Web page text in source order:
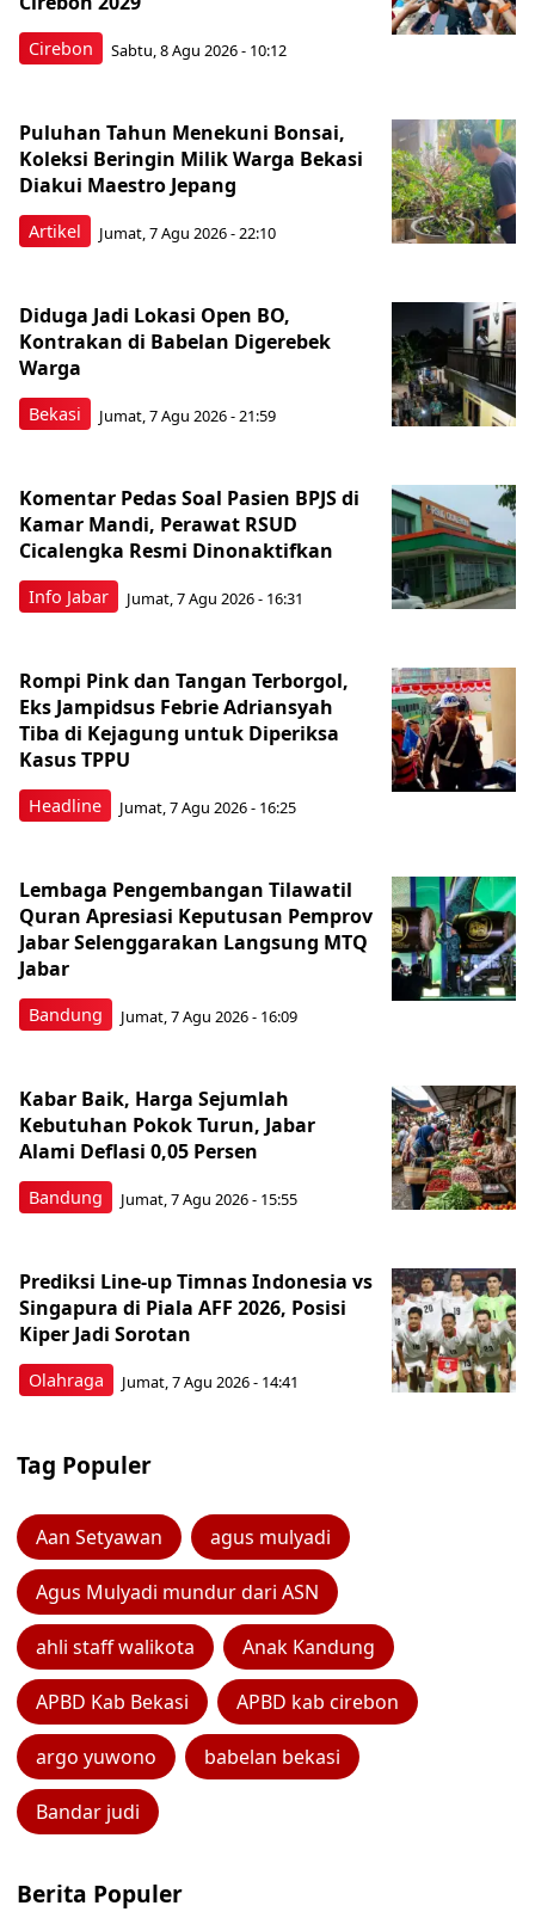
Cirebon Sabtu, 8 Agu 2026 - 10:12
Artikel
Puluhan Tahun Menekuni Bonsai,
Koleksi Beringin Milik Warga Bekasi
Diakui Maestro Jepang
Jumat, 7 Agu 2026 - 22:10
Bekasi
Diduga Jadi Lokasi Open BO,
Kontrakan di Babelan Digerebek
Warga
Jumat, 7 Agu 2026 - 21:59
Info Jabar
Komentar Pedas Soal Pasien BPJS di
Kamar Mandi, Perawat RSUD
Cicalengka Resmi Dinonaktifkan
Jumat, 7 Agu 2026 - 16:31
Headline
Rompi Pink dan Tangan Terborgol,
Eks Jampidsus Febrie Adriansyah
Tiba di Kejagung untuk Diperiksa
Kasus TPPU
Jumat, 7 Agu 2026 - 16:25
Bandung
Lembaga Pengembangan Tilawatil
Quran Apresiasi Keputusan Pemprov
Jabar Selenggarakan Langsung MTQ
Jabar
Jumat, 7 Agu 2026 - 16:09
Bandung
Kabar Baik, Harga Sejumlah
Kebutuhan Pokok Turun, Jabar
Alami Deflasi 0,05 Persen
Jumat, 7 Agu 2026 - 15:55
Olahraga
Prediksi Line-up Timnas Indonesia vs
Singapura di Piala AFF 2026, Posisi
Kiper Jadi Sorotan
Jumat, 7 Agu 2026 - 14:41
Tag Populer
Aan Setyawan agus mulyadi
Agus Mulyadi mundur dari ASN
ahli staff walikota Anak Kandung
APBD Kab Bekasi APBD kab cirebon
argo yuwono babelan bekasi
Bandar judi
Berita Populer